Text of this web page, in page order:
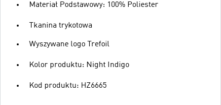
Materiał Podstawowy: 100% Poliester
Tkanina trykotowa
Wyszywane logo Trefoil
Kolor produktu: Night Indigo
Kod produktu: HZ6665